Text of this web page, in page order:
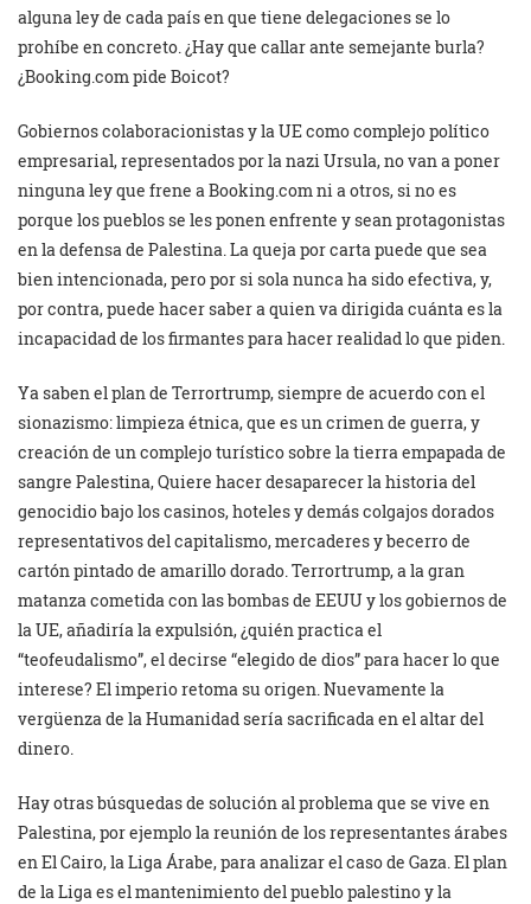
alguna ley de cada país en que tiene delegaciones se lo
prohíbe en concreto. ¿Hay que callar ante semejante burla?
¿Booking.com pide Boicot?
Gobiernos colaboracionistas y la UE como complejo político
empresarial, representados por la nazi Ursula, no van a poner
ninguna ley que frene a Booking.com ni a otros, si no es
porque los pueblos se les ponen enfrente y sean protagonistas
en la defensa de Palestina. La queja por carta puede que sea
bien intencionada, pero por si sola nunca ha sido efectiva, y,
por contra, puede hacer saber a quien va dirigida cuánta es la
incapacidad de los firmantes para hacer realidad lo que piden.
Ya saben el plan de Terrortrump, siempre de acuerdo con el
sionazismo: limpieza étnica, que es un crimen de guerra, y
creación de un complejo turístico sobre la tierra empapada de
sangre Palestina, Quiere hacer desaparecer la historia del
genocidio bajo los casinos, hoteles y demás colgajos dorados
representativos del capitalismo, mercaderes y becerro de
cartón pintado de amarillo dorado. Terrortrump, a la gran
matanza cometida con las bombas de EEUU y los gobiernos de
la UE, añadiría la expulsión, ¿quién practica el
“teofeudalismo”, el decirse “elegido de dios” para hacer lo que
interese? El imperio retoma su origen. Nuevamente la
vergüenza de la Humanidad sería sacrificada en el altar del
dinero.
Hay otras búsquedas de solución al problema que se vive en
Palestina, por ejemplo la reunión de los representantes árabes
en El Cairo, la Liga Árabe, para analizar el caso de Gaza. El plan
de la Liga es el mantenimiento del pueblo palestino y la